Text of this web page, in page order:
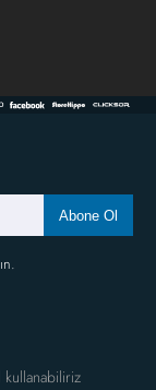
Abone Ol
kullanabiliriz